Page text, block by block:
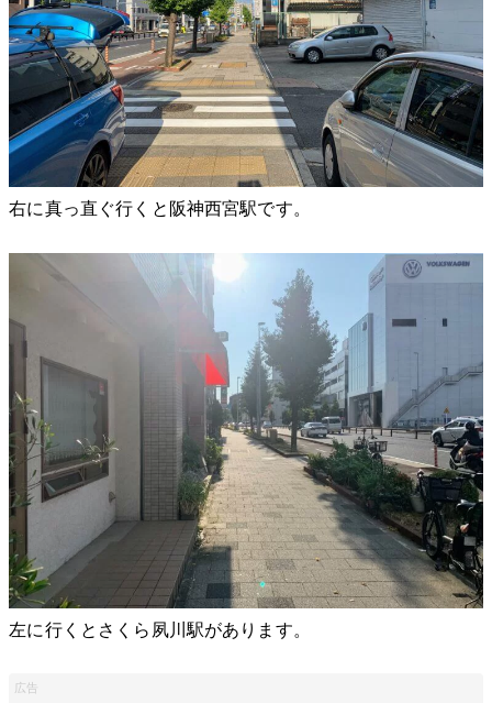
右に真っ直ぐ行くと阪神西宮駅です。
左に行くとさくら夙川駅があります。